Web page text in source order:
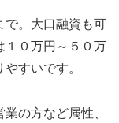
で。大口融資も可
１０万円～５０万
すいです。
の方など属性、